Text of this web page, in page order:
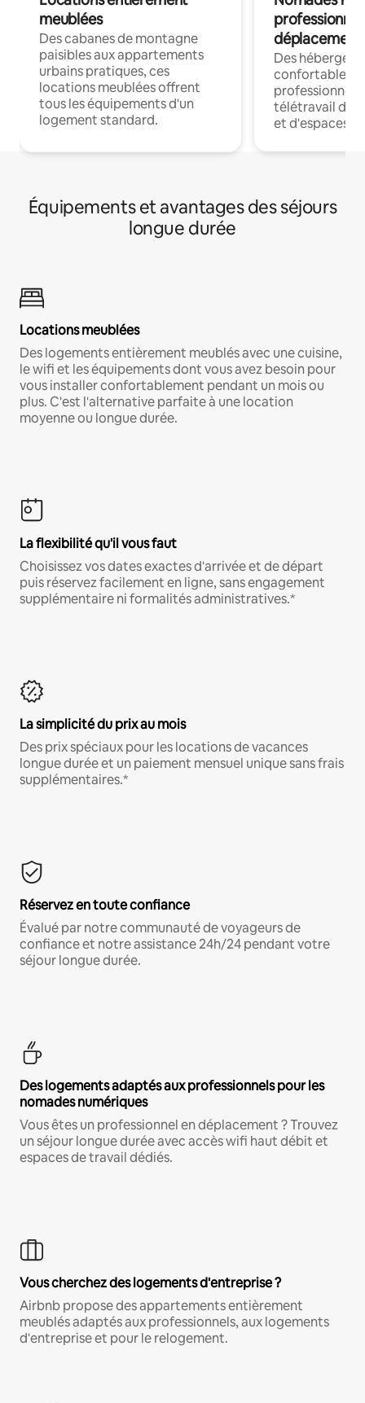
meublées
Des cabanes de montagne
paisibles aux appartements
urbains pratiques, ces
locations meublées offrent
tous les équipements d'un
logement standard.
déplacement
Des
confortables
professionnels
télétravail
et d'espaces
Équipements et avantages des séjours
longue durée
Locations meublées
Des logements entièrement meublés avec une cuisine,
le wifi et les équipements dont vous avez besoin pour
vous installer confortablement pendant un mois ou
plus. C'est l'alternative parfaite à une location
moyenne ou longue durée.
La flexibilité qu'il vous faut
Choisissez vos dates exactes d'arrivée et de départ
puis réservez facilement en ligne, sans engagement
supplémentaire ni formalités administratives.*
La simplicité du prix au mois
Des prix spéciaux pour les locations de vacances
longue durée et un paiement mensuel unique sans frais
supplémentaires.*
Réservez en toute confiance
Évalué par notre communauté de voyageurs de
confiance et notre assistance 24h/24 pendant votre
séjour longue durée.
Des logements adaptés aux professionnels pour les
nomades numériques
Vous êtes un professionnel en déplacement ? Trouvez
un séjour longue durée avec accès wifi haut débit et
espaces de travail dédiés.
Vous cherchez des logements d'entreprise ?
Airbnb propose des appartements entièrement
meublés adaptés aux professionnels, aux logements
d'entreprise et pour le relogement.